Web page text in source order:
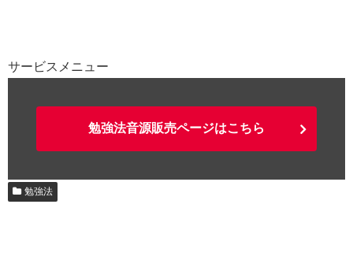
サービスメニュー
勉強法音源販売ページはこちら
勉強法